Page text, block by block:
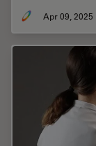
Apr 09, 2025